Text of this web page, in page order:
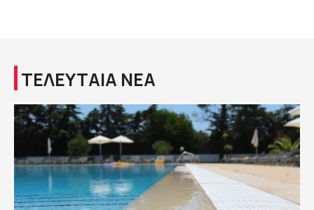
ΤΕΛΕΥΤΑΙΑ ΝΕΑ